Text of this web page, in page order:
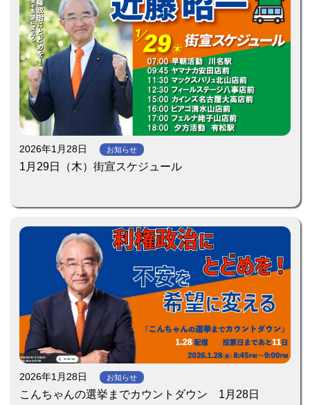
2026年1月28日 お知らせ
1月29日（木）街宣スケジュール
2026年1月28日 お知らせ
こんちゃんの選挙までカウントダウン 1月28日